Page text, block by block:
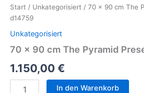
Start / Unkategorisiert / 70 x 90 cm The
d14759
Unkategorisiert
70 x 90 cm The Pyramid
1.150,00 €
cm
The
Pyramid
Presented
-
Menge
In den Warenkorb